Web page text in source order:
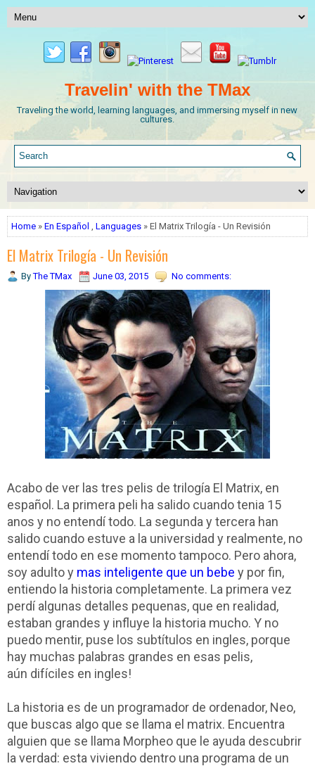
Travelin' with the TMax
Traveling the world, learning languages, and immersing myself in new
cultures.
Home » En Español , Languages » El Matrix Trilogía - Un Revisión
El Matrix Trilogía - Un Revisión
ByThe TMax June 03, 2015 No comments:
Acabo de ver las tres pelis de trilogía El Matrix, en
español. La primera peli ha salido cuando tenia 15
anos y no entendí todo. La segunda y tercera han
salido cuando estuve a la universidad y realmente, no
entendí todo en ese momento tampoco. Pero ahora,
soy adulto y mas inteligente que un bebe y por fin,
entiendo la historia completamente. La primera vez
perdí algunas detalles pequenas, que en realidad,
estaban grandes y influye la historia mucho. Y no
puedo mentir, puse los subtítulos en ingles, porque
hay muchas palabras grandes en esas pelis,
aún difíciles en ingles!
La historia es de un programador de ordenador, Neo,
que buscas algo que se llama el matrix. Encuentra
alguien que se llama Morpheo que le ayuda descubrir
la verdad: esta viviendo dentro una programa de un